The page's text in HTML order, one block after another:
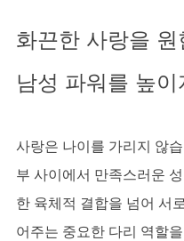
화끈한 사랑을 원
남성 파워를 높이
사랑은 나이를 가리지 않
부 사이에서 만족스러운
한 육체적 결합을 넘어 서
어주는 중요한 다리 역할